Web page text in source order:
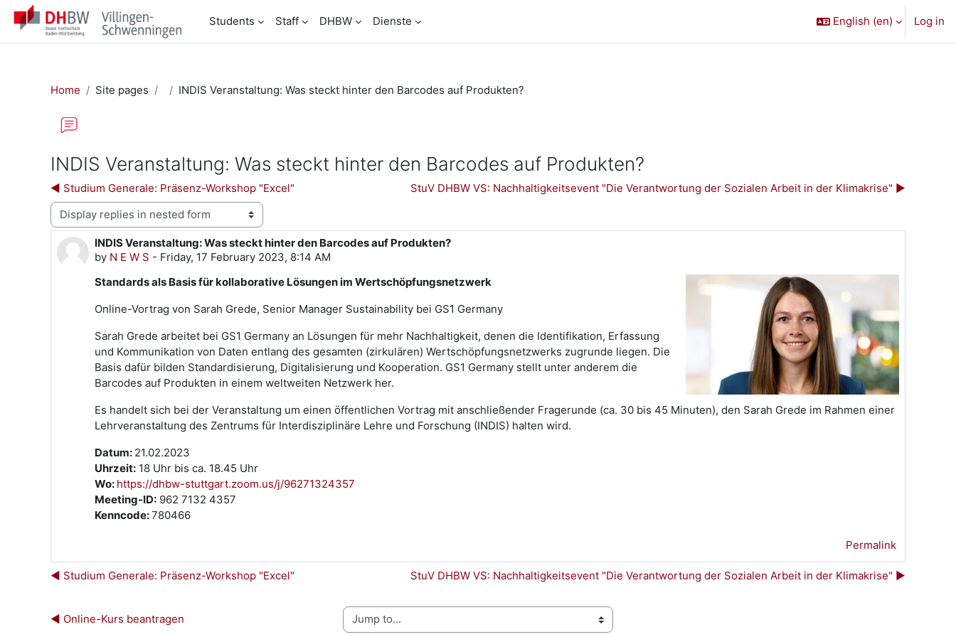
Skip to main content
Students
Staff DHBW Dienste English ‎(en)‎ Log in
Home Site pages INDIS Veranstaltung: Was steckt hinter den Barcodes auf Produkten?
INDIS Veranstaltung: Was steckt hinter den Barcodes auf Produkten?
◀︎ Studium Generale: Präsenz-Workshop "Excel"
StuV DHBW VS: Nachhaltigkeitsevent "Die Verantwortung der Sozialen Arbeit in der Klimakrise" ▶︎
Display mode
INDIS Veranstaltung: Was steckt hinter den Barcodes auf Produkten?
by N E W S - Friday, 17 February 2023, 8:14 AM
Number of replies: 0
Standards als Basis für kollaborative Lösungen im Wertschöpfungsnetzwerk
Online-Vortrag von Sarah Grede, Senior Manager Sustainability bei GS1 Germany
Sarah Grede arbeitet bei GS1 Germany an Lösungen für mehr Nachhaltigkeit, denen die Identifikation, Erfassung
und Kommunikation von Daten entlang des gesamten (zirkulären) Wertschöpfungsnetzwerks zugrunde liegen. Die
Basis dafür bilden Standardisierung, Digitalisierung und Kooperation. GS1 Germany stellt unter anderem die
Barcodes auf Produkten in einem weltweiten Netzwerk her.
Es handelt sich bei der Veranstaltung um einen öffentlichen Vortrag mit anschließender Fragerunde (ca. 30 bis 45 Minuten), den Sarah Grede im Rahmen einer
Lehrveranstaltung des Zentrums für Interdisziplinäre Lehre und Forschung (INDIS) halten wird.
Datum: 21.02.2023
Uhrzeit: 18 Uhr bis ca. 18.45 Uhr
Wo: https://dhbw-stuttgart.zoom.us/j/96271324357
Meeting-ID: 962 7132 4357
Kenncode:780466
Permalink
◀︎ Studium Generale: Präsenz-Workshop "Excel" StuV DHBW VS: Nachhaltigkeitsevent "Die Verantwortung der Sozialen Arbeit in der Klimakrise" ▶︎
◀︎ Online-Kurs beantragen Jump to...